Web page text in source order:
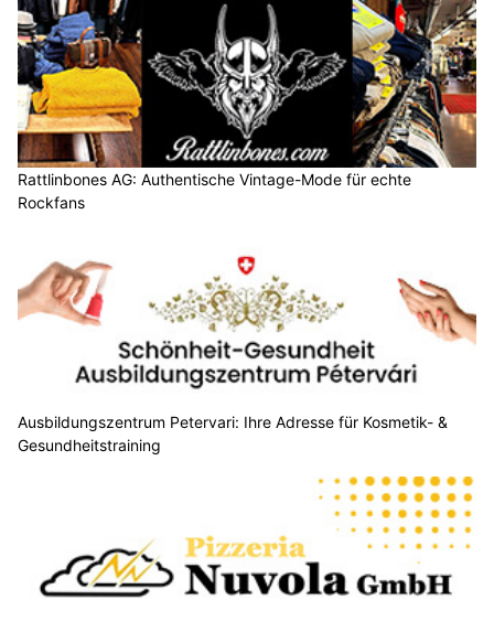
Rattlinbones AG: Authentische Vintage-Mode für echte
Rockfans
Ausbildungszentrum Petervari: Ihre Adresse für Kosmetik- &
Gesundheitstraining